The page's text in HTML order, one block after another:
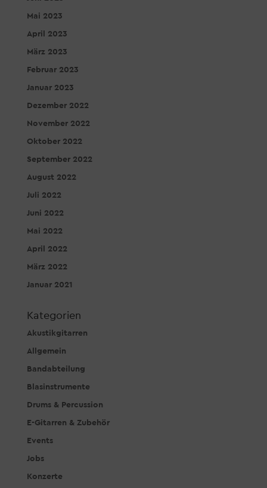
Mai 2023
April 2023
März 2023
Februar 2023
Januar 2023
Dezember 2022
November 2022
Oktober 2022
September 2022
August 2022
Juli 2022
Juni 2022
Mai 2022
April 2022
März 2022
Januar 2021
Kategorien
Akustikgitarren
Allgemein
Bandabteilung
Blasinstrumente
Drums & Percussion
E-Gitarren & Zubehör
Events
Jobs
Konzerte